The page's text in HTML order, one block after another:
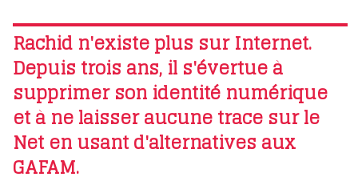
Rachid n'existe plus sur Internet.
Depuis trois ans, il s'évertue à
supprimer son identité numérique
et à ne laisser aucune trace sur le
Net en usant d'alternatives aux
GAFAM.